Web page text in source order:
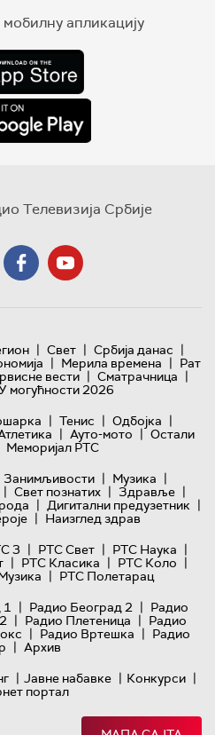
апликацију
Телевизија Србије
| Свет | Србија данас |
| Мерила времена | Рат
вести | Сматрачница |
могућности 2026
| Тенис | Одбојка |
| Ауто-мото | Остали
Меморијал РТС
Занимљивости | Музика |
| Свет познатих | Здравље |
| Дигитални предузетник |
| Наизглед здрав
3 | РТС Свет | РТС Наука |
| РТС Класика | РТС Коло |
| РТС Полетарац
1 | Радио Београд 2 | Радио
| Радио Плетеница | Радио
| Радио Вртешка | Радио
| Архив
| Јавне набавке | Конкурси |
портал